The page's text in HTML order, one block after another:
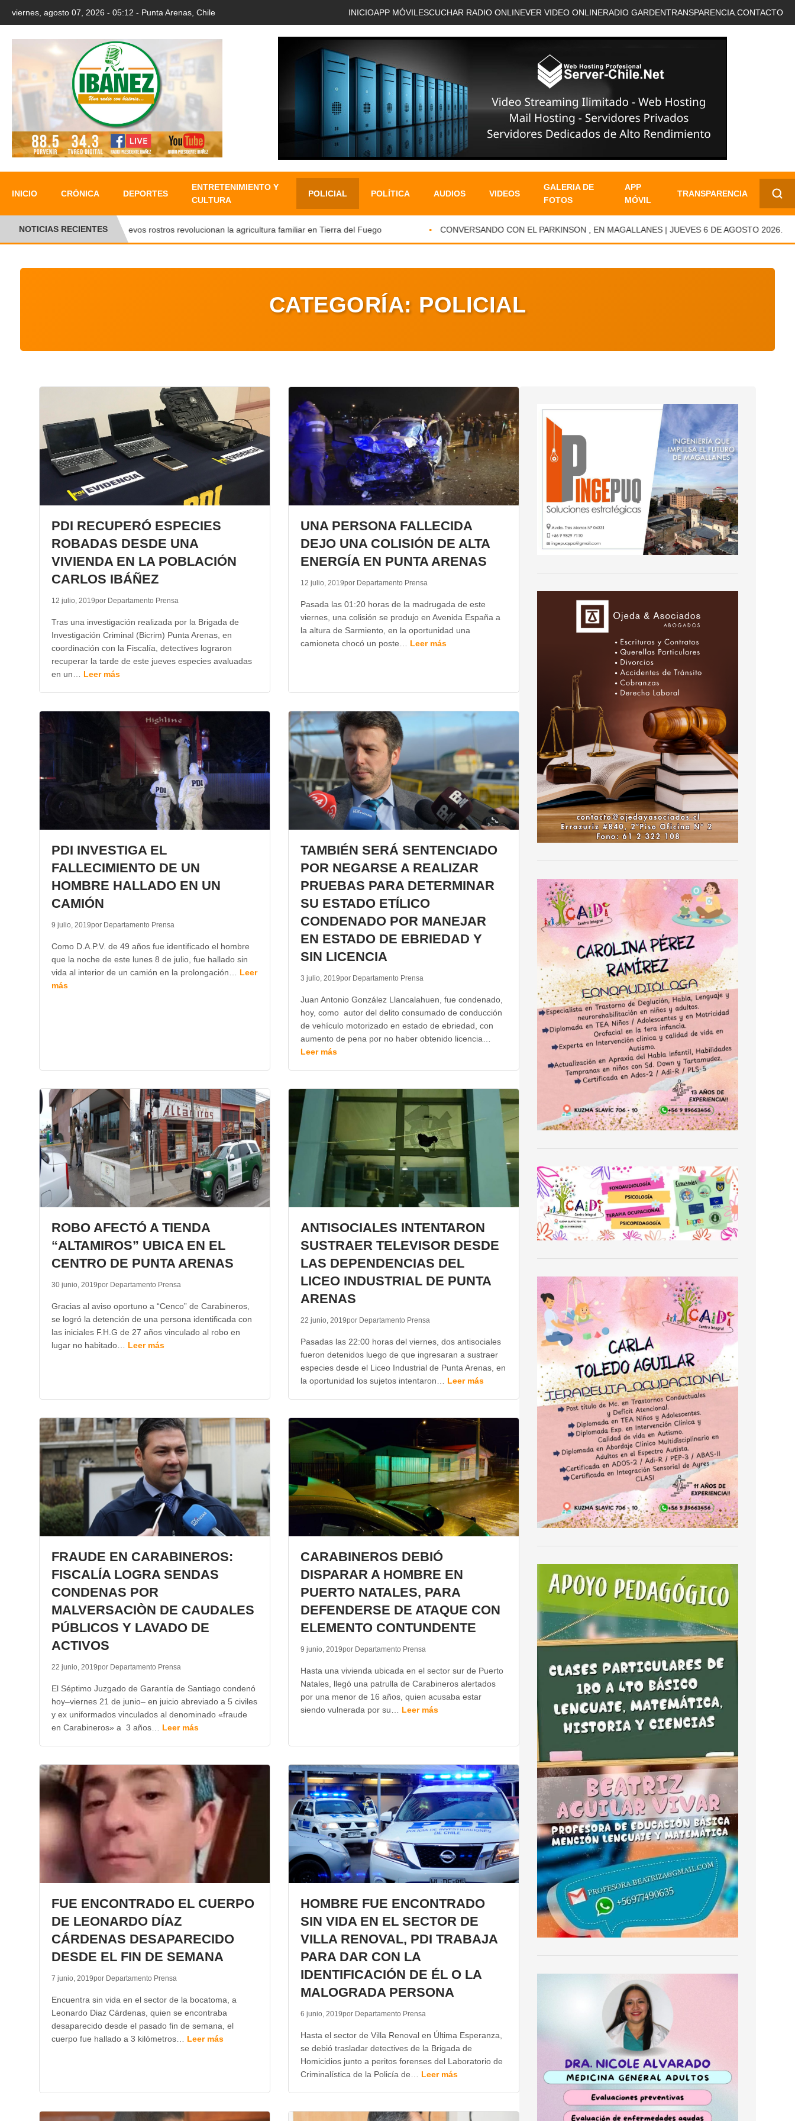
viernes, agosto 07, 2026 - 05:12 - Punta Arenas, Chile INICIOAPP MÓVIL ESCUCHAR RADIO ONLINEVER VIDEO ONLINERADIO GARDENTRANSPARENCIA. CONTACTO
INICIO CRÓNICA DEPORTES
ENTRETENIMIENTO Y
CULTURA
POLICIAL POLÍTICA AUDIOS VIDEOS
GALERIA DE
FOTOS
APP
MÓVIL
TRANSPARENCIA
✕
NOTICIAS RECIENTESNuevos rostros revolucionan la agricultura familiar en Tierra del Fuego CONVERSANDO CON EL PARKINSON , EN MAGALLANES | JUEVES 6 DE AGOSTO 2026.
CATEGORÍA: POLICIAL
PDI RECUPERÓ ESPECIES
ROBADAS DESDE UNA
VIVIENDA EN LA POBLACIÓN
CARLOS IBÁÑEZ
12 julio, 2019por Departamento Prensa
Tras una investigación realizada por la Brigada de
Investigación Criminal (Bicrim) Punta Arenas, en
coordinación con la Fiscalía, detectives lograron
recuperar la tarde de este jueves especies avaluadas
en un… Leer más
UNA PERSONA FALLECIDA
DEJO UNA COLISIÓN DE ALTA
ENERGÍA EN PUNTA ARENAS
12 julio, 2019por Departamento Prensa
Pasada las 01:20 horas de la madrugada de este
viernes, una colisión se produjo en Avenida España a
la altura de Sarmiento, en la oportunidad una
camioneta chocó un poste… Leer más
PDI INVESTIGA EL
FALLECIMIENTO DE UN
HOMBRE HALLADO EN UN
CAMIÓN
9 julio, 2019por Departamento Prensa
Como D.A.P.V. de 49 años fue identificado el hombre
que la noche de este lunes 8 de julio, fue hallado sin
vida al interior de un camión en la prolongación… Leer
más
TAMBIÉN SERÁ SENTENCIADO
POR NEGARSE A REALIZAR
PRUEBAS PARA DETERMINAR
SU ESTADO ETÍLICO
CONDENADO POR MANEJAR
EN ESTADO DE EBRIEDAD Y
SIN LICENCIA
3 julio, 2019por Departamento Prensa
Juan Antonio González Llancalahuen, fue condenado,
hoy, como autor del delito consumado de conducción
de vehículo motorizado en estado de ebriedad, con
aumento de pena por no haber obtenido licencia…
Leer más
ROBO AFECTÓ A TIENDA
“ALTAMIROS” UBICA EN EL
CENTRO DE PUNTA ARENAS
30 junio, 2019por Departamento Prensa
Gracias al aviso oportuno a “Cenco” de Carabineros,
se logró la detención de una persona identificada con
las iniciales F.H.G de 27 años vinculado al robo en
lugar no habitado… Leer más
ANTISOCIALES INTENTARON
SUSTRAER TELEVISOR DESDE
LAS DEPENDENCIAS DEL
LICEO INDUSTRIAL DE PUNTA
ARENAS
22 junio, 2019por Departamento Prensa
Pasadas las 22:00 horas del viernes, dos antisociales
fueron detenidos luego de que ingresaran a sustraer
especies desde el Liceo Industrial de Punta Arenas, en
la oportunidad los sujetos intentaron… Leer más
FRAUDE EN CARABINEROS:
FISCALÍA LOGRA SENDAS
CONDENAS POR
MALVERSACIÒN DE CAUDALES
PÚBLICOS Y LAVADO DE
ACTIVOS
22 junio, 2019por Departamento Prensa
El Séptimo Juzgado de Garantía de Santiago condenó
hoy–viernes 21 de junio– en juicio abreviado a 5 civiles
y ex uniformados vinculados al denominado «fraude
en Carabineros» a 3 años… Leer más
CARABINEROS DEBIÓ
DISPARAR A HOMBRE EN
PUERTO NATALES, PARA
DEFENDERSE DE ATAQUE CON
ELEMENTO CONTUNDENTE
9 junio, 2019por Departamento Prensa
Hasta una vivienda ubicada en el sector sur de Puerto
Natales, llegó una patrulla de Carabineros alertados
por una menor de 16 años, quien acusaba estar
siendo vulnerada por su… Leer más
FUE ENCONTRADO EL CUERPO
DE LEONARDO DÍAZ
CÁRDENAS DESAPARECIDO
DESDE EL FIN DE SEMANA
7 junio, 2019por Departamento Prensa
Encuentra sin vida en el sector de la bocatoma, a
Leonardo Diaz Cárdenas, quien se encontraba
desaparecido desde el pasado fin de semana, el
cuerpo fue hallado a 3 kilómetros… Leer más
HOMBRE FUE ENCONTRADO
SIN VIDA EN EL SECTOR DE
VILLA RENOVAL, PDI TRABAJA
PARA DAR CON LA
IDENTIFICACIÓN DE ÉL O LA
MALOGRADA PERSONA
6 junio, 2019por Departamento Prensa
Hasta el sector de Villa Renoval en Última Esperanza,
se debió trasladar detectives de la Brigada de
Homicidios junto a peritos forenses del Laboratorio de
Criminalística de la Policía de… Leer más